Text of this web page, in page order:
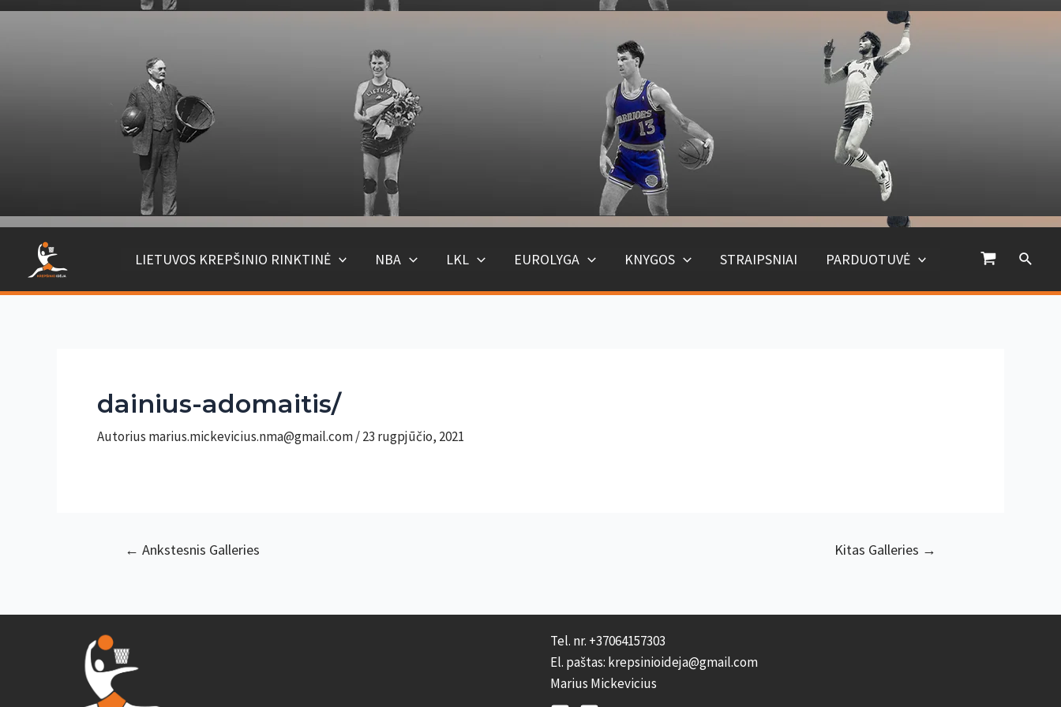
Pereiti
LIETUVOS KREPŠINIO RINKTINĖ NBA LKL EUROLYGA KNYGOS STRAIPSNIAI PARDUOTUVĖ
dainius-adomaitis/
Autorius marius.mickevicius.nma@gmail.com/23 rugpjūčio, 2021
Navigacija
← Ankstesnis Galleries Kitas Galleries →
Tel. nr. +37064157303
El. paštas: krepsinioideja@gmail.com
Marius Mickevicius